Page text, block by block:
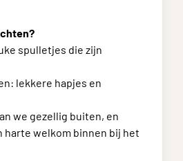
spulletjes die zijn
lekkere hapjes en
we gezellig buiten, en
harte welkom binnen bij het